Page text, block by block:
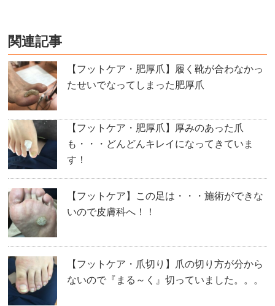
関連記事
【フットケア・肥厚爪】履く靴が合わなかっ
たせいでなってしまった肥厚爪
【フットケア・肥厚爪】厚みのあった爪
も・・・どんどんキレイになってきていま
す！
【フットケア】この足は・・・施術ができな
いので皮膚科へ！！
【フットケア・爪切り】爪の切り方が分から
ないので『まる～く』切っていました。。。